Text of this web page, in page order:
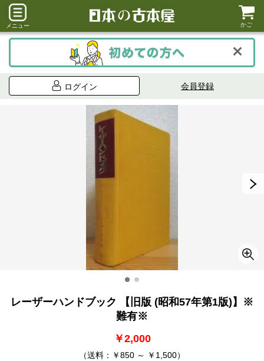
メニュー かご
ログイン 会員登録
レーザーハンドブック 【旧版 (昭和57年第1版)】※
難有※
￥2,000
（送料：￥850 ～ ￥1,500）